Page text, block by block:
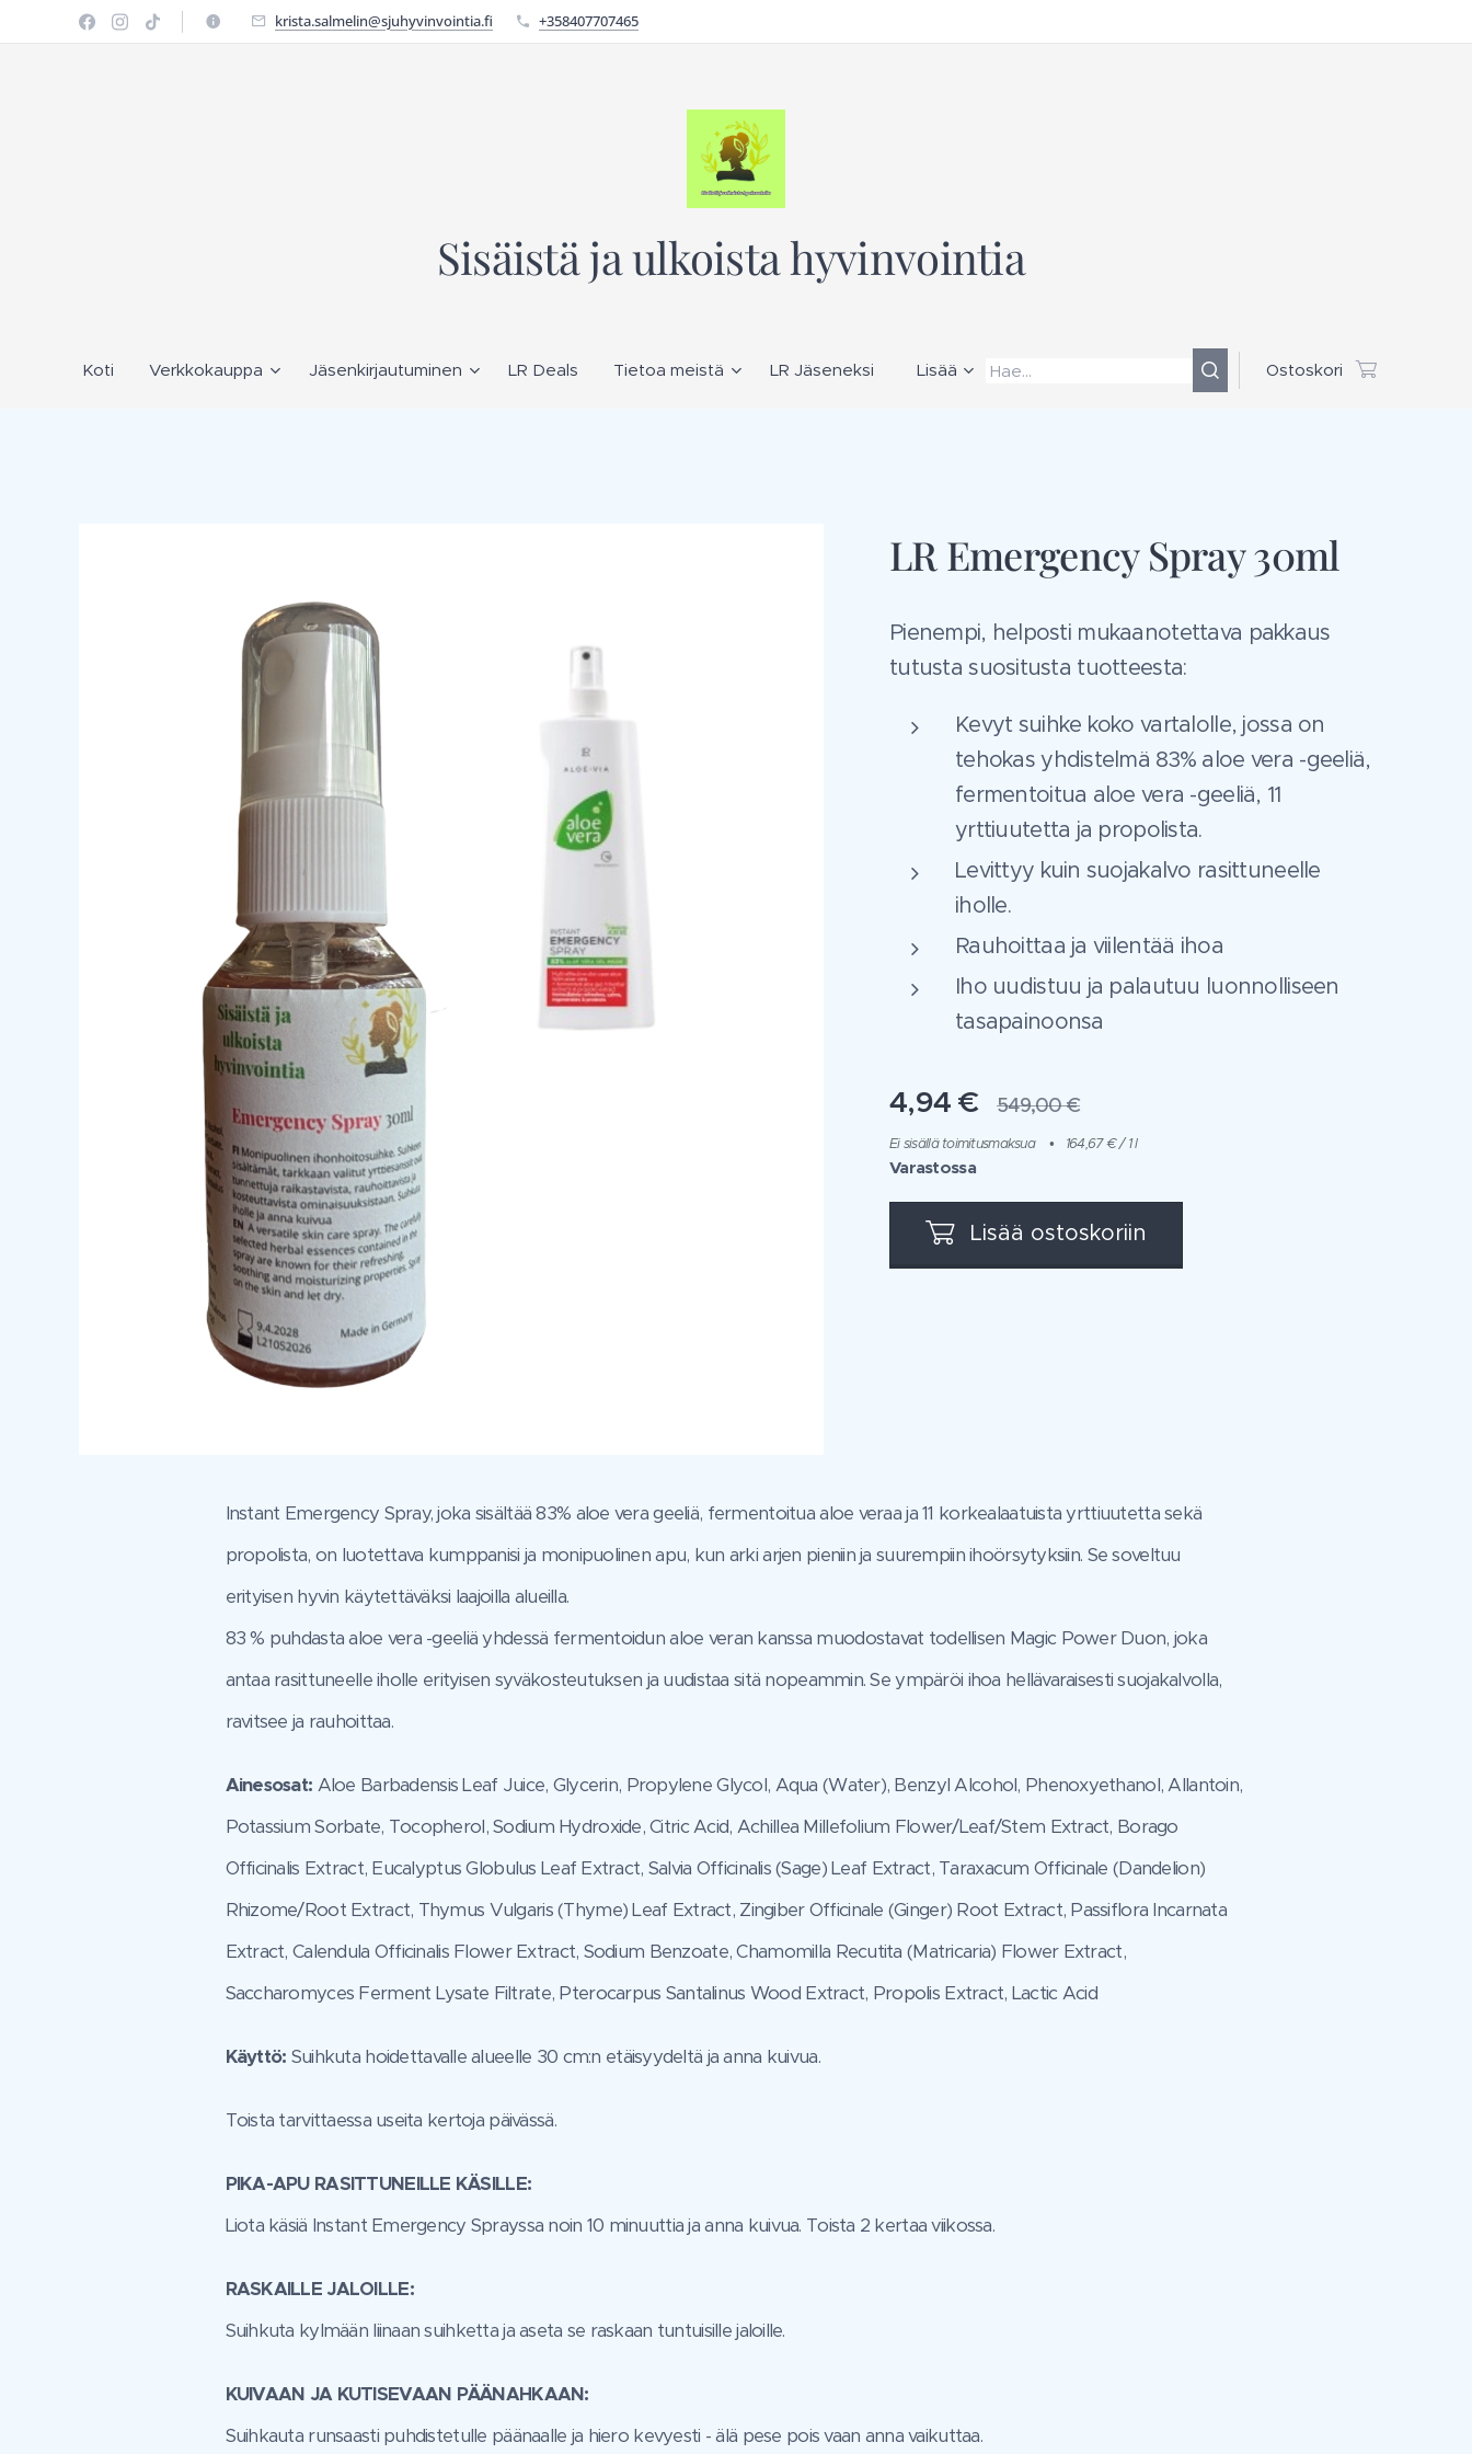
krista.salmelin@sjuhyvinvointia.fi +358407707465
Sisäistä ja ulkoista hyvinvointia
Koti Verkkokauppa Jäsenkirjautuminen LR Deals Tietoa meistä LR Jäseneksi Lisää Ostoskori
LR Emergency Spray 30ml
Pienempi, helposti mukaanotettava pakkaus
tutusta suositusta tuotteesta:
Kevyt suihke koko vartalolle, jossa on
tehokas yhdistelmä 83% aloe vera -geeliä,
fermentoitua aloe vera -geeliä, 11
yrttiuutetta ja propolista.
Levittyy kuin suojakalvo rasittuneelle
iholle.
Rauhoittaa ja viilentää ihoa
Iho uudistuu ja palautuu luonnolliseen
tasapainoonsa
4,94 € 549,00€
Ei sisällä toimitusmaksua 164,67 € / 1 l
Varastossa
Lisää ostoskoriin
Instant Emergency Spray, joka sisältää 83% aloe vera geeliä, fermentoitua aloe veraa ja 11 korkealaatuista yrttiuutetta sekä
propolista, on luotettava kumppanisi ja monipuolinen apu, kun arki arjen pieniin ja suurempiin ihoörsytyksiin. Se soveltuu
erityisen hyvin käytettäväksi laajoilla alueilla.
83 % puhdasta aloe vera -geeliä yhdessä fermentoidun aloe veran kanssa muodostavat todellisen Magic Power Duon, joka
antaa rasittuneelle iholle erityisen syväkosteutuksen ja uudistaa sitä nopeammin. Se ympäröi ihoa hellävaraisesti suojakalvolla,
ravitsee ja rauhoittaa.
Ainesosat: Aloe Barbadensis Leaf Juice, Glycerin, Propylene Glycol, Aqua (Water), Benzyl Alcohol, Phenoxyethanol, Allantoin,
Potassium Sorbate, Tocopherol, Sodium Hydroxide, Citric Acid, Achillea Millefolium Flower/Leaf/Stem Extract, Borago
Officinalis Extract, Eucalyptus Globulus Leaf Extract, Salvia Officinalis (Sage) Leaf Extract, Taraxacum Officinale (Dandelion)
Rhizome/Root Extract, Thymus Vulgaris (Thyme) Leaf Extract, Zingiber Officinale (Ginger) Root Extract, Passiflora Incarnata
Extract, Calendula Officinalis Flower Extract, Sodium Benzoate, Chamomilla Recutita (Matricaria) Flower Extract,
Saccharomyces Ferment Lysate Filtrate, Pterocarpus Santalinus Wood Extract, Propolis Extract, Lactic Acid
Käyttö: Suihkuta hoidettavalle alueelle 30 cm:n etäisyydeltä ja anna kuivua.
Toista tarvittaessa useita kertoja päivässä.
PIKA-APU RASITTUNEILLE KÄSILLE:
Liota käsiä Instant Emergency Sprayssa noin 10 minuuttia ja anna kuivua. Toista 2 kertaa viikossa.
RASKAILLE JALOILLE:
Suihkuta kylmään liinaan suihketta ja aseta se raskaan tuntuisille jaloille.
KUIVAAN JA KUTISEVAAN PÄÄNAHKAAN:
Suihkauta runsaasti puhdistetulle päänaalle ja hiero kevyesti - älä pese pois vaan anna vaikuttaa.